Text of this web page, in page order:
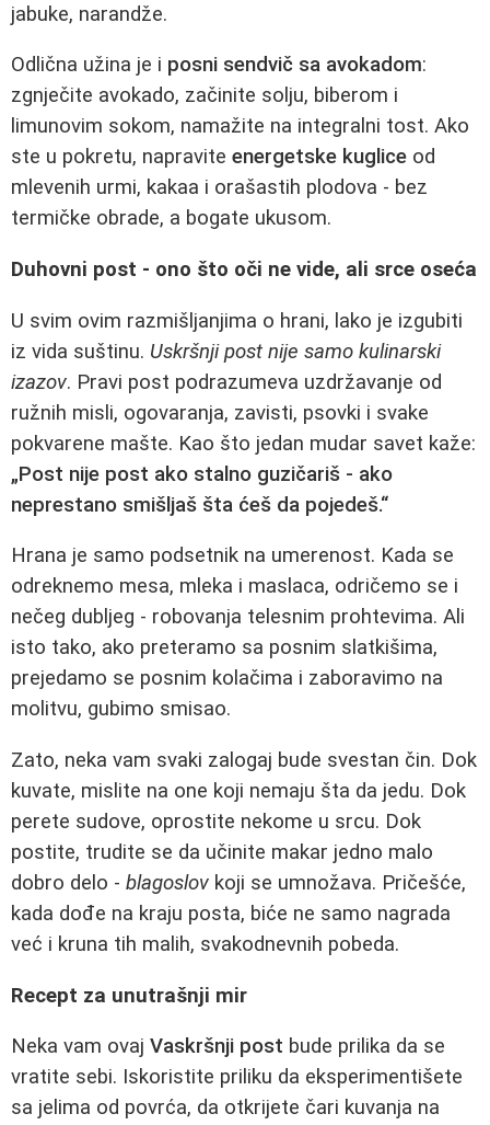
jabuke, narandže.
Odlična užina je i posni sendvič sa avokadom:
zgnječite avokado, začinite solju, biberom i
limunovim sokom, namažite na integralni tost. Ako
ste u pokretu, napravite energetske kuglice od
mlevenih urmi, kakaa i orašastih plodova - bez
termičke obrade, a bogate ukusom.
Duhovni post - ono što oči ne vide, ali srce oseća
U svim ovim razmišljanjima o hrani, lako je izgubiti
iz vida suštinu. Uskršnji post nije samo kulinarski
izazov. Pravi post podrazumeva uzdržavanje od
ružnih misli, ogovaranja, zavisti, psovki i svake
pokvarene mašte. Kao što jedan mudar savet kaže:
„Post nije post ako stalno guzičariš - ako
neprestano smišljaš šta ćeš da pojedeš.“
Hrana je samo podsetnik na umerenost. Kada se
odreknemo mesa, mleka i maslaca, odričemo se i
nečeg dubljeg - robovanja telesnim prohtevima. Ali
isto tako, ako preteramo sa posnim slatkišima,
prejedamo se posnim kolačima i zaboravimo na
molitvu, gubimo smisao.
Zato, neka vam svaki zalogaj bude svestan čin. Dok
kuvate, mislite na one koji nemaju šta da jedu. Dok
perete sudove, oprostite nekome u srcu. Dok
postite, trudite se da učinite makar jedno malo
dobro delo - blagoslov koji se umnožava. Pričešće,
kada dođe na kraju posta, biće ne samo nagrada
već i kruna tih malih, svakodnevnih pobeda.
Recept za unutrašnji mir
Neka vam ovaj Vaskršnji post bude prilika da se
vratite sebi. Iskoristite priliku da eksperimentišete
sa jelima od povrća, da otkrijete čari kuvanja na